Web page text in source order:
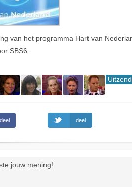
van het programma Hart van
SBS6.
deel deel